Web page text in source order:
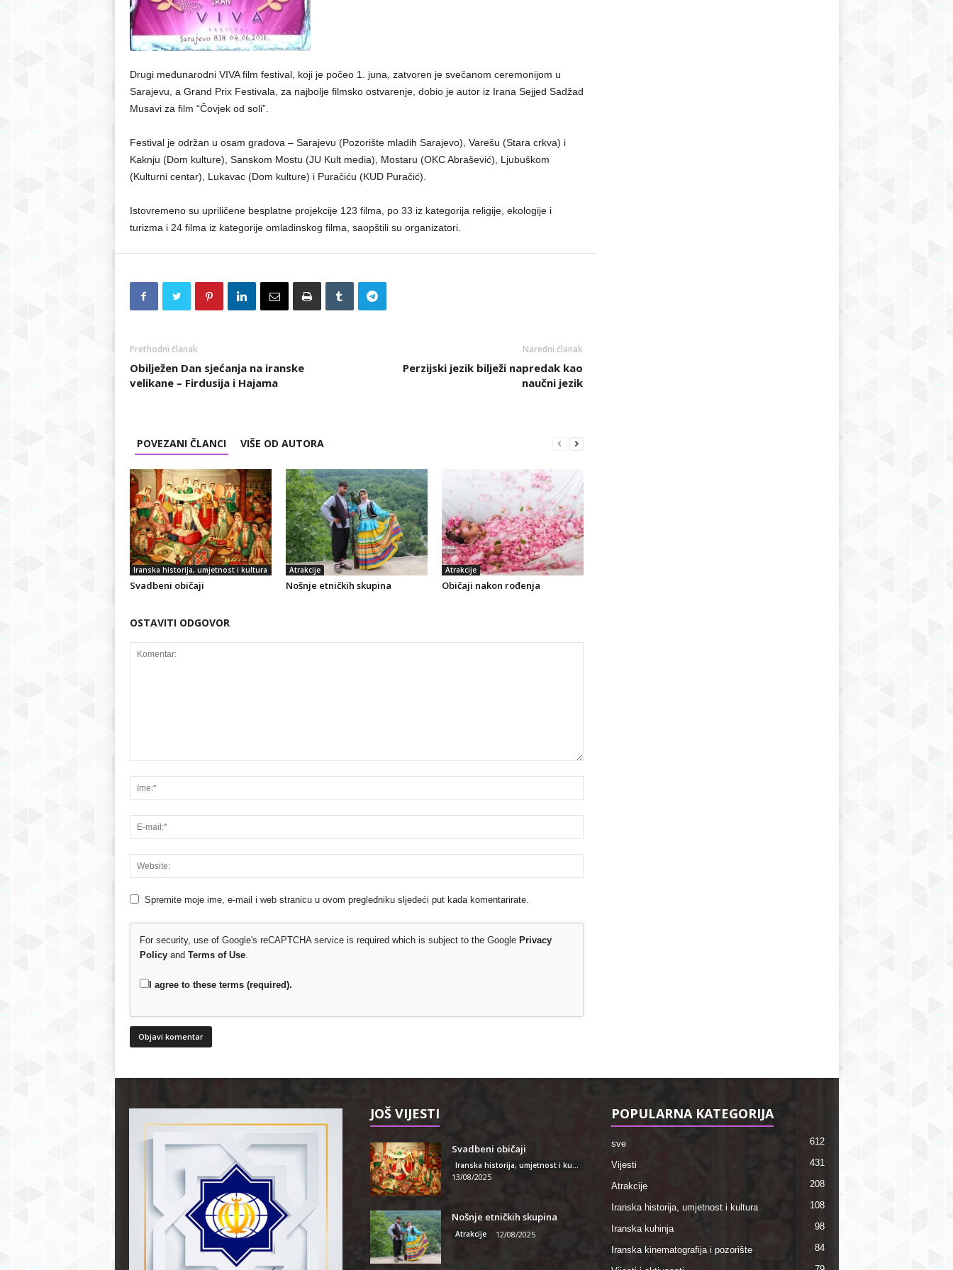
a
e
Drugi međunarodni VIVA film festival, koji je počeo 1. juna, zatvoren je svečanom ceremonijom u
Sarajevu, a Grand Prix Festivala, za najbolje filmsko ostvarenje, dobio je autor iz Irana Sejjed Sadžad
Musavi za film “Čovjek od soli”.
Festival je održan u osam gradova – Sarajevu (Pozorište mladih Sarajevo), Varešu (Stara crkva) i
Kaknju (Dom kulture), Sanskom Mostu (JU Kult media), Mostaru (OKC Abrašević), Ljubuškom
(Kulturni centar), Lukavac (Dom kulture) i Puračiću (KUD Puračić).
Istovremeno su upriličene besplatne projekcije 123 filma, po 33 iz kategorija religije, ekologije i
turizma i 24 filma iz kategorije omladinskog filma, saopštili su organizatori.
Prethodni članak
Obilježen Dan sjećanja na iranske
velikane – Firdusija i Hajama
Naredni članak
Perzijski jezik bilježi napredak kao
naučni jezik
POVEZANI ČLANCI VIŠE OD AUTORA
Iranska historija, umjetnost i kultura
Svadbeni običaji
Atrakcije
Nošnje etničkih skupina
Atrakcije
Običaji nakon rođenja
OSTAVITI ODGOVOR
Spremite moje ime, e-mail i web stranicu u ovom pregledniku sljedeći put kada komentarirate.
For security, use of Google's reCAPTCHA service is required which is subject to the Google Privacy
Policyand Terms of Use.
I agree to these terms (required).
JOŠ VIJESTI
Svadbeni običaji
Iranska historija, umjetnost i kultura
13/08/2025
Nošnje etničkih skupina
Atrakcije 12/08/2025
POPULARNA KATEGORIJA
sve 612
Vijesti 431
Atrakcije 208
Iranska historija, umjetnost i kultura 108
Iranska kuhinja 98
Iranska kinematografija i pozorište 84